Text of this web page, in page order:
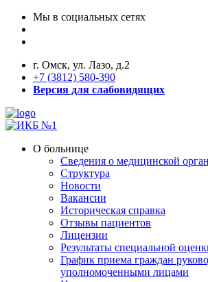
Мы в социальных сетях
г. Омск, ул. Лазо, д.2
+7 (3812) 580-390
Версия для слабовидящих
О больнице
Сведения о медицинской
Структура
Новости
Вакансии
Историческая справка
Отзывы пациентов
Лицензии
Результаты специальной
График приема граждан
уполномоченными лицами